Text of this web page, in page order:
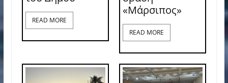
READ MORE
«Μάρσιπος»
READ MORE